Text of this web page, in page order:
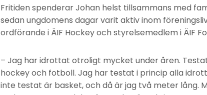
Fritiden spenderar Johan helst tillsammans med
sedan ungdomens dagar varit aktiv inom
ordförande i ÄIF Hockey och styrelsemedlem i ÄIF
– Jag har idrottat otroligt mycket under åren.
hockey och fotboll. Jag har testat i princip alla
inte testat är basket, och då är jag två meter lång.